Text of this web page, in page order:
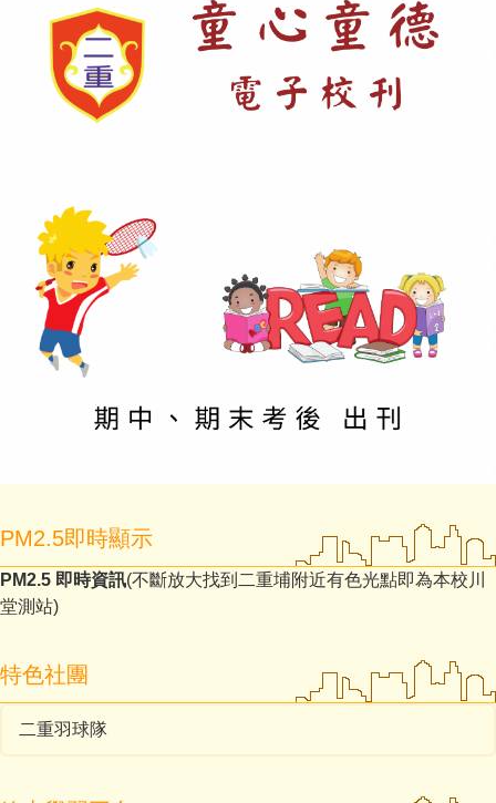
PM2.5即時顯示
PM2.5 即時資訊(不斷放大找到二重埔附近有色光點即為本校川
堂測站)
特色社團
二重羽球隊